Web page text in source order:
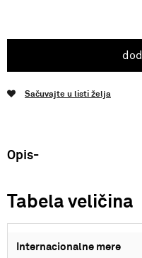
Sačuvajte u listi želja
Opis
Tabela veličina
Internacionalne mere